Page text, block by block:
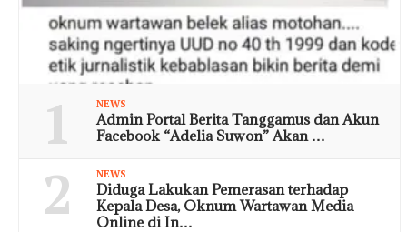
1 NEWS
Admin Portal Berita Tanggamus dan Akun
Facebook “Adelia Suwon” Akan …
2 NEWS
Diduga Lakukan Pemerasan terhadap
Kepala Desa, Oknum Wartawan Media
Online di In…